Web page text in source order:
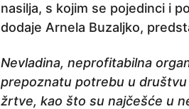
nasilja, s kojim se pojedinci i
dodaje Arnela Buzaljko,
Nevladina, neprofitabilna
prepoznatu potrebu u društvu
žrtve, kao što su najčešće u